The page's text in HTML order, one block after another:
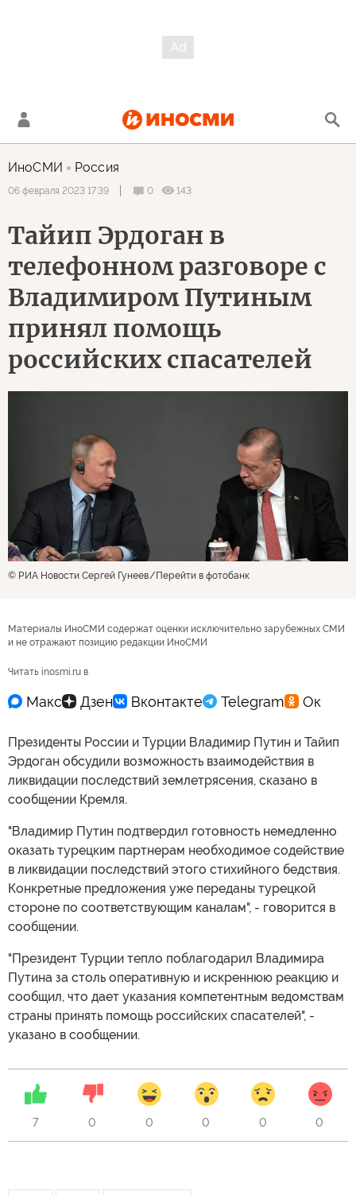
ИноСМИ Россия
06 февраля 2023 17:39 0 143
Тайип Эрдоган в
телефонном разговоре с
Владимиром Путиным
принял помощь
российских спасателей
© РИА Новости Сергей Гунеев Перейти в фотобанк
Материалы ИноСМИ содержат оценки исключительно зарубежных СМИ
и не отражают позицию редакции ИноСМИ
Читать inosmi.ru в
Президенты России и Турции Владимир Путин и Тайип
Эрдоган обсудили возможность взаимодействия в
ликвидации последствий землетрясения, сказано в
сообщении Кремля.
"Владимир Путин подтвердил готовность немедленно
оказать турецким партнерам необходимое содействие
в ликвидации последствий этого стихийного бедствия.
Конкретные предложения уже переданы турецкой
стороне по соответствующим каналам", - говорится в
сообщении.
"Президент Турции тепло поблагодарил Владимира
Путина за столь оперативную и искреннюю реакцию и
сообщил, что дает указания компетентным ведомствам
страны принять помощь российских спасателей", -
указано в сообщении.
7 0 0 0 0 0